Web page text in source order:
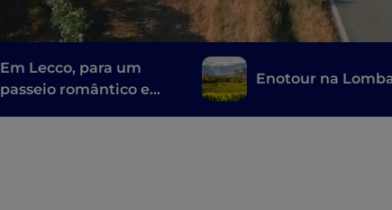
Em Lecco, para um
passeio romântico e
Enotour na